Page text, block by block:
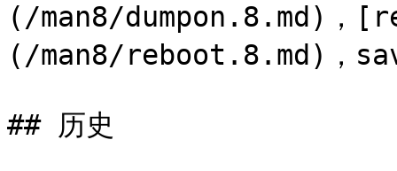
(/man8/dumpon.8.md)，
(/man8/reboot.8.md)，
## 历史